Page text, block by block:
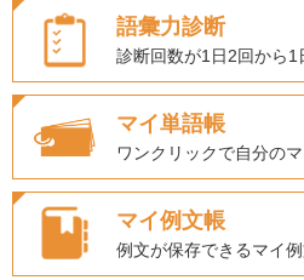
語彙力診断
診断回数が1日2回から1
マイ単語帳
ワンクリックで自分の
マイ例文帳
例文が保存できるマイ